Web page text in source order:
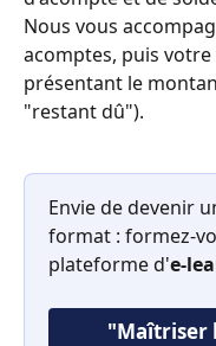
Nous vous
acomptes, puis
présentant le
"restant dû").
Envie de devenir
format : formez-
plateforme d'e-
"Maîtriser